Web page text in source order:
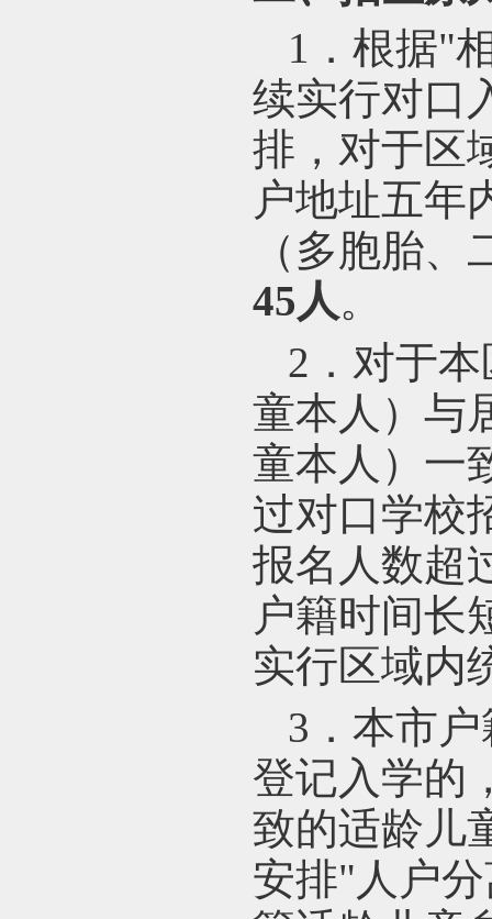
1 ．根据"
续实行对口
排，对于区
户地址五年
（多胞胎
45人。
2 ．对于
童本人）与
童本人）一
过对口学校
报名人数超
户籍时间长
实行区域内
3 ．本市
登记入学的
致的适龄儿
安排"人户